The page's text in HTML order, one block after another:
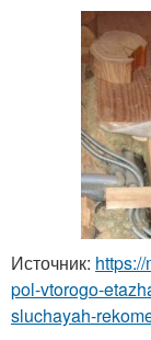
Источник:
pol-vtorogo-
sluchayah-